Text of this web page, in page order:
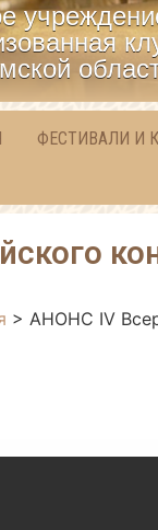
ФЕСТИВАЛИ И
> АНОНС IV